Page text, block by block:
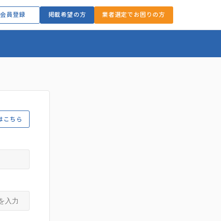
会員登録 掲載希望の方 業者選定でお困りの方
こちら